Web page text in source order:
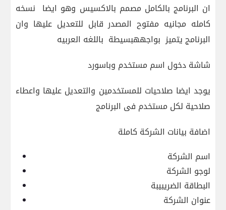
ان البرنامج بالكامل مصمم بالاكسيس وهو ايضا نسخه
كامله مجانيه مفتوح المصدر قابل للتعديل عليها وان
البرنامج يتميز بواجههبسيطة باللغه العربيه
شاشة دخول اسم مستخدم وباسورد
يوجد ايضا صلاحيات للمستخدمين والتعديل عليها واعطاء
صلاحية لكل مستخدم فى البرنامج
اضافة بيانات الشركة كاملة
اسم الشركة
لوجو الشركة
البطاقة الضريبيبة
عنوان الشركة